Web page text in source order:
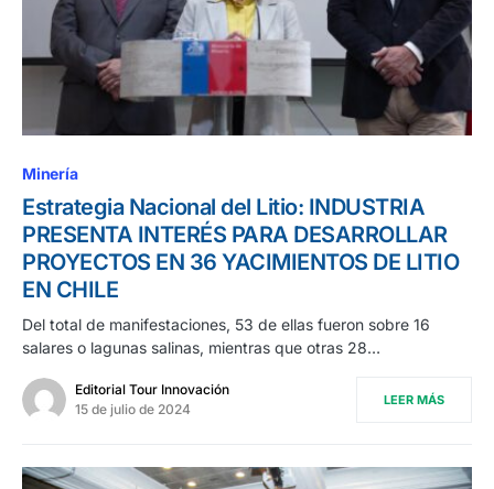
Minería
Estrategia Nacional del Litio: INDUSTRIA
PRESENTA INTERÉS PARA DESARROLLAR
PROYECTOS EN 36 YACIMIENTOS DE LITIO
EN CHILE
Del total de manifestaciones, 53 de ellas fueron sobre 16
salares o lagunas salinas, mientras que otras 28…
Editorial Tour Innovación
15 de julio de 2024
LEER MÁS